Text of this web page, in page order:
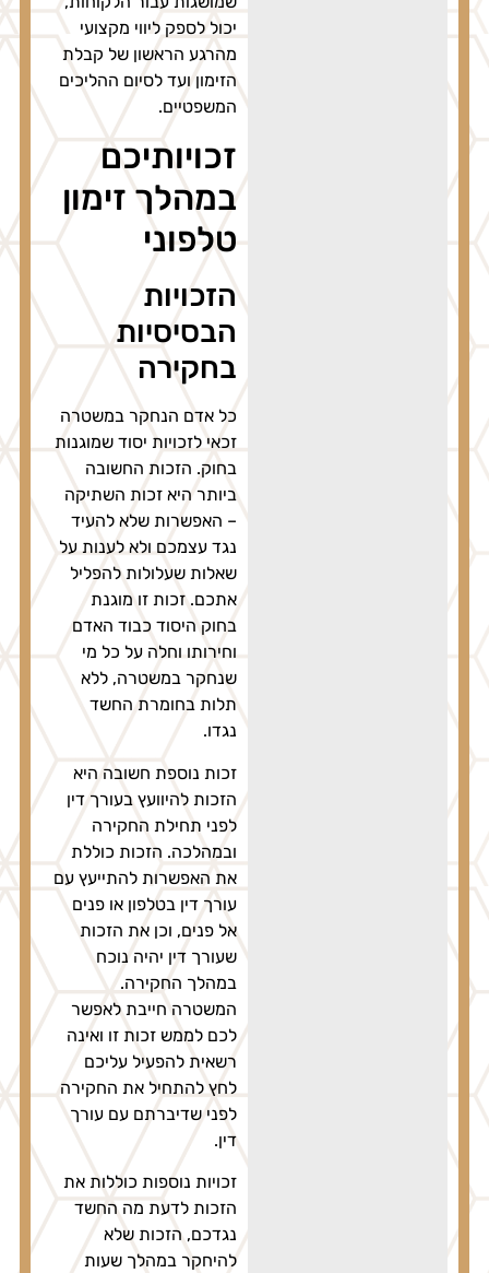
יכול לספק ליווי מקצועי
מהרגע הראשון של קבלת
הזימון ועד לסיום ההליכים
המשפטיים.
זכויותיכם
במהלך זימון
טלפוני
הזכויות
הבסיסיות
בחקירה
כל אדם הנחקר במשטרה
זכאי לזכויות יסוד שמוגנות
בחוק. הזכות החשובה
ביותר היא זכות השתיקה
– האפשרות שלא להעיד
נגד עצמכם ולא לענות על
שאלות שעלולות להפליל
אתכם. זכות זו מוגנת
בחוק היסוד כבוד האדם
וחירותו וחלה על כל מי
שנחקר במשטרה, ללא
תלות בחומרת החשד
זכות נוספת חשובה היא
הזכות להיוועץ בעורך דין
לפני תחילת החקירה
ובמהלכה. הזכות כוללת
את האפשרות להתייעץ עם
עורך דין בטלפון או פנים
אל פנים, וכן את הזכות
שעורך דין יהיה נוכח
במהלך החקירה.
המשטרה חייבת לאפשר
לכם לממש זכות זו ואינה
רשאית להפעיל עליכם
לחץ להתחיל את החקירה
לפני שדיברתם עם עורך
זכויות נוספות כוללות את
הזכות לדעת מה החשד
נגדכם, הזכות שלא
להיחקר במהלך שעות